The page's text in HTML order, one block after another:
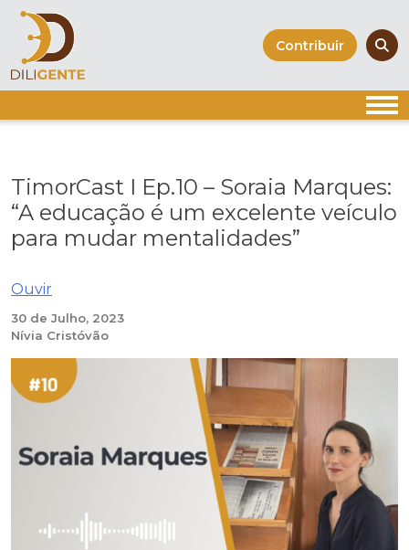
Skip
content
Contribuir
TimorCast I Ep.10 – Soraia Marques:
“A educação é um excelente veículo
para mudar mentalidades”
Ouvir
30 de Julho, 2023
Nívia Cristóvão